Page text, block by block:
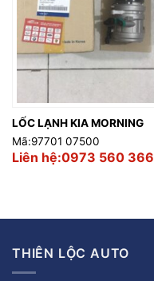
LỐC LẠNH KIA MORNING
Mã:97701 07500
Liên hệ:0973 560 366
THIÊN LỘC AUTO